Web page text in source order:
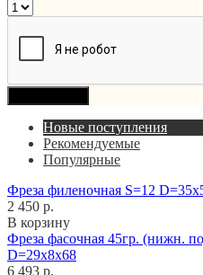
Новые поступления
Рекомендуемые
Популярные
Фреза филеночная S=12
2 450 р.
В корзину
Фреза фасочная 45гр. (нижн.
D=29x8x68
6 493 р.